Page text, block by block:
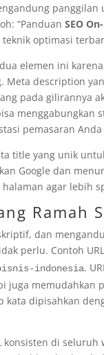
panggilan
“PanduanSEO
optimasi
elemen ini
Meta description
pada gilirannya
menggabungkan
pemasaran
title yang unik
Google dan
agar lebih
Ramah
dan
perlu. Contoh
indonesia.
juga memudahkan
kata dipisahkan
di seluruh